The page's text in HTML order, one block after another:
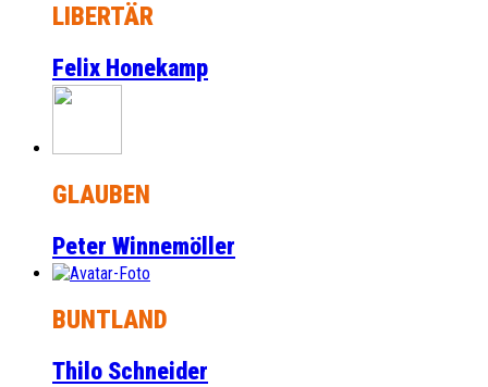
LIBERTÄR
Felix Honekamp
GLAUBEN
Peter Winnemöller
BUNTLAND
Thilo Schneider